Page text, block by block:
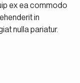
ex ea commodo
in
nulla pariatur.